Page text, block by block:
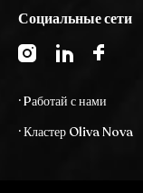
Социальные сети
· Pаботай с нами
· Кластер Oliva Nova